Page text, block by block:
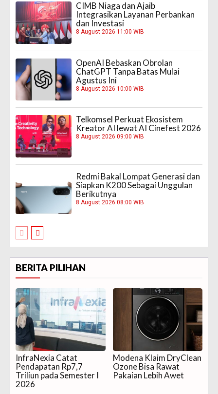
CIMB Niaga dan Ajaib
Integrasikan Layanan Perbankan
dan Investasi
8 August 2026 11:00 WIB
OpenAI Bebaskan Obrolan
ChatGPT Tanpa Batas Mulai
Agustus Ini
8 August 2026 10:00 WIB
Telkomsel Perkuat Ekosistem
Kreator AI lewat AI Cinefest 2026
8 August 2026 09:00 WIB
Redmi Bakal Lompat Generasi dan
Siapkan K200 Sebagai Unggulan
Berikutnya
8 August 2026 08:00 WIB
BERITA PILIHAN
InfraNexia Catat
Pendapatan Rp7,7
Triliun pada Semester I
2026
Modena Klaim DryClean
Ozone Bisa Rawat
Pakaian Lebih Awet